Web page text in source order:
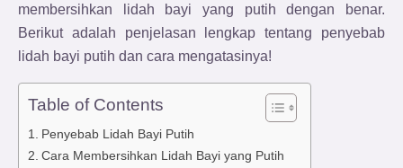
membersihkan lidah bayi yang putih dengan benar.
Berikut adalah penjelasan lengkap tentang penyebab
lidah bayi putih dan cara mengatasinya!
Table of Contents
Penyebab Lidah Bayi Putih
Cara Membersihkan Lidah Bayi yang Putih